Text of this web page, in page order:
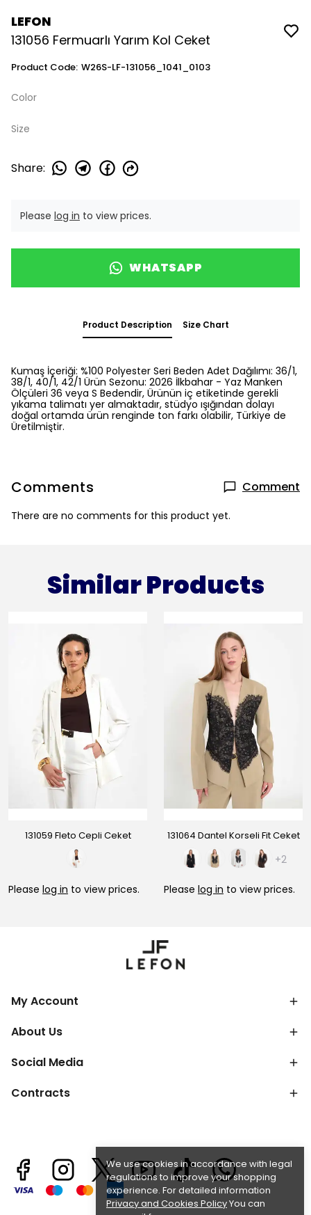
We use cookies in accordance with legal
regulations to improve your shopping
experience. For detailed information
Privacy and Cookies PolicyYou can
LEFON
131056 Fermuarlı Yarım Kol Ceket
Product Code: W26S-LF-131056_1041_0103
Color
Size
Share:
Please log in to view prices.
WHATSAPP
Product Description Size Chart
Kumaş İçeriği: %100 Polyester Seri Beden Adet Dağılımı: 36/1,
38/1, 40/1, 42/1 Ürün Sezonu: 2026 İlkbahar - Yaz Manken
Ölçüleri 36 veya S Bedendir, Ürünün iç etiketinde gerekli
yıkama talimatı yer almaktadır, stüdyo ışığından dolayı
doğal ortamda ürün renginde ton farkı olabilir, Türkiye de
Üretilmiştir.
Comments Comment
There are no comments for this product yet.
Similar Products
131059 Fleto Cepli Ceket
Please log in to view prices.
131064 Dantel Korseli Fit Ceket
+2
Please log in to view prices.
My Account
About Us
Social Media
Contracts